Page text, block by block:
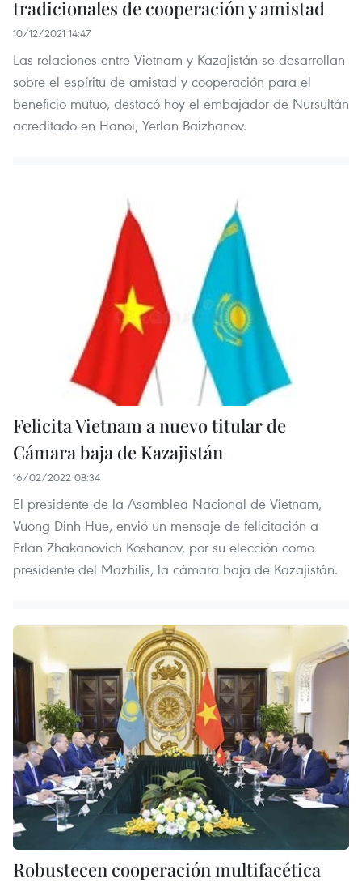
tradicionales de cooperación y amistad
10/12/2021 14:47
Las relaciones entre Vietnam y Kazajistán se desarrollan
sobre el espíritu de amistad y cooperación para el
beneficio mutuo, destacó hoy el embajador de Nursultán
acreditado en Hanoi, Yerlan Baizhanov.
Felicita Vietnam a nuevo titular de
Cámara baja de Kazajistán
16/02/2022 08:34
El presidente de la Asamblea Nacional de Vietnam,
Vuong Dinh Hue, envió un mensaje de felicitación a
Erlan Zhakanovich Koshanov, por su elección como
presidente del Mazhilis, la cámara baja de Kazajistán.
Robustecen cooperación multifacética